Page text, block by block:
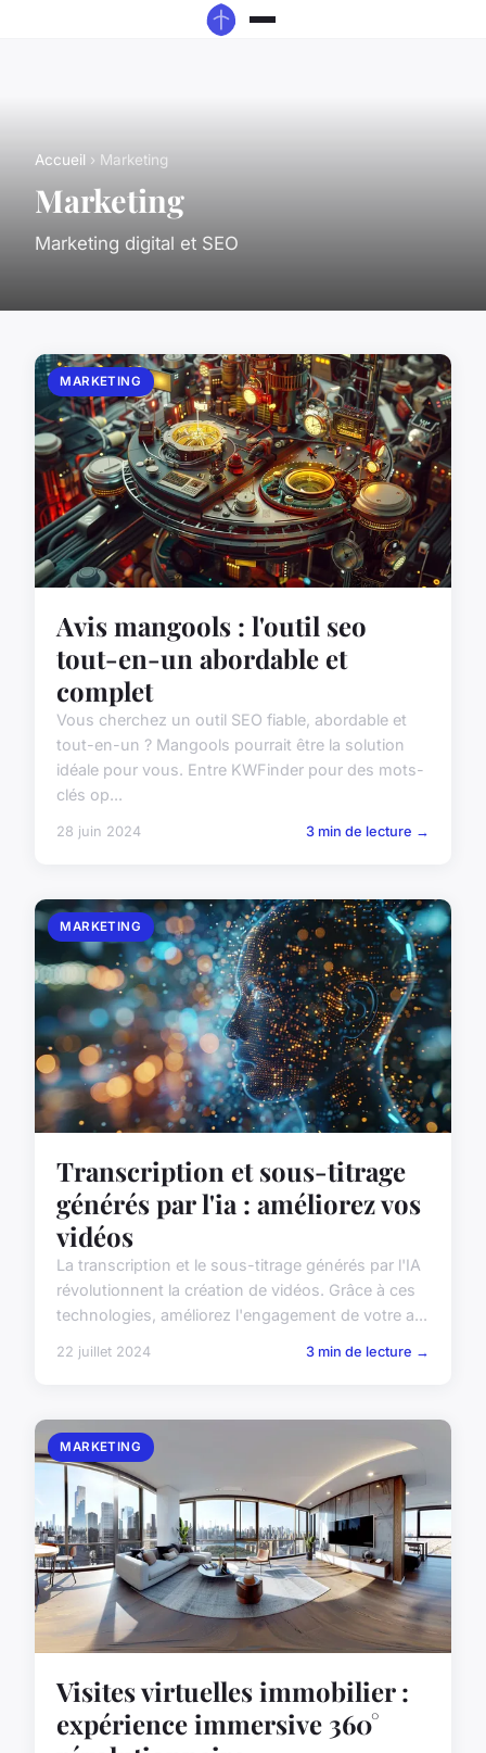
Accueil › Marketing
Marketing
Marketing digital et SEO
MARKETING
Avis mangools : l'outil seo
tout-en-un abordable et
complet
Vous cherchez un outil SEO fiable, abordable et
tout-en-un ? Mangools pourrait être la solution
idéale pour vous. Entre KWFinder pour des mots-
clés op...
28 juin 2024 3 min de lecture →
MARKETING
Transcription et sous-titrage
générés par l'ia : améliorez vos
vidéos
La transcription et le sous-titrage générés par l'IA
révolutionnent la création de vidéos. Grâce à ces
technologies, améliorez l'engagement de votre a...
22 juillet 2024 3 min de lecture →
MARKETING
Visites virtuelles immobilier :
expérience immersive 360°